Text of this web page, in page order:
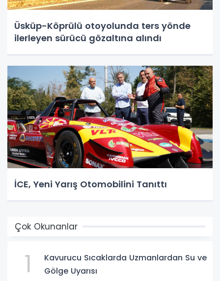
Üsküp-Köprülü otoyolunda ters yönde
ilerleyen sürücü gözaltına alındı
İCE, Yeni Yarış Otomobilini Tanıttı
Çok Okunanlar
1
Kavurucu Sıcaklarda Uzmanlardan Su ve
Gölge Uyarısı